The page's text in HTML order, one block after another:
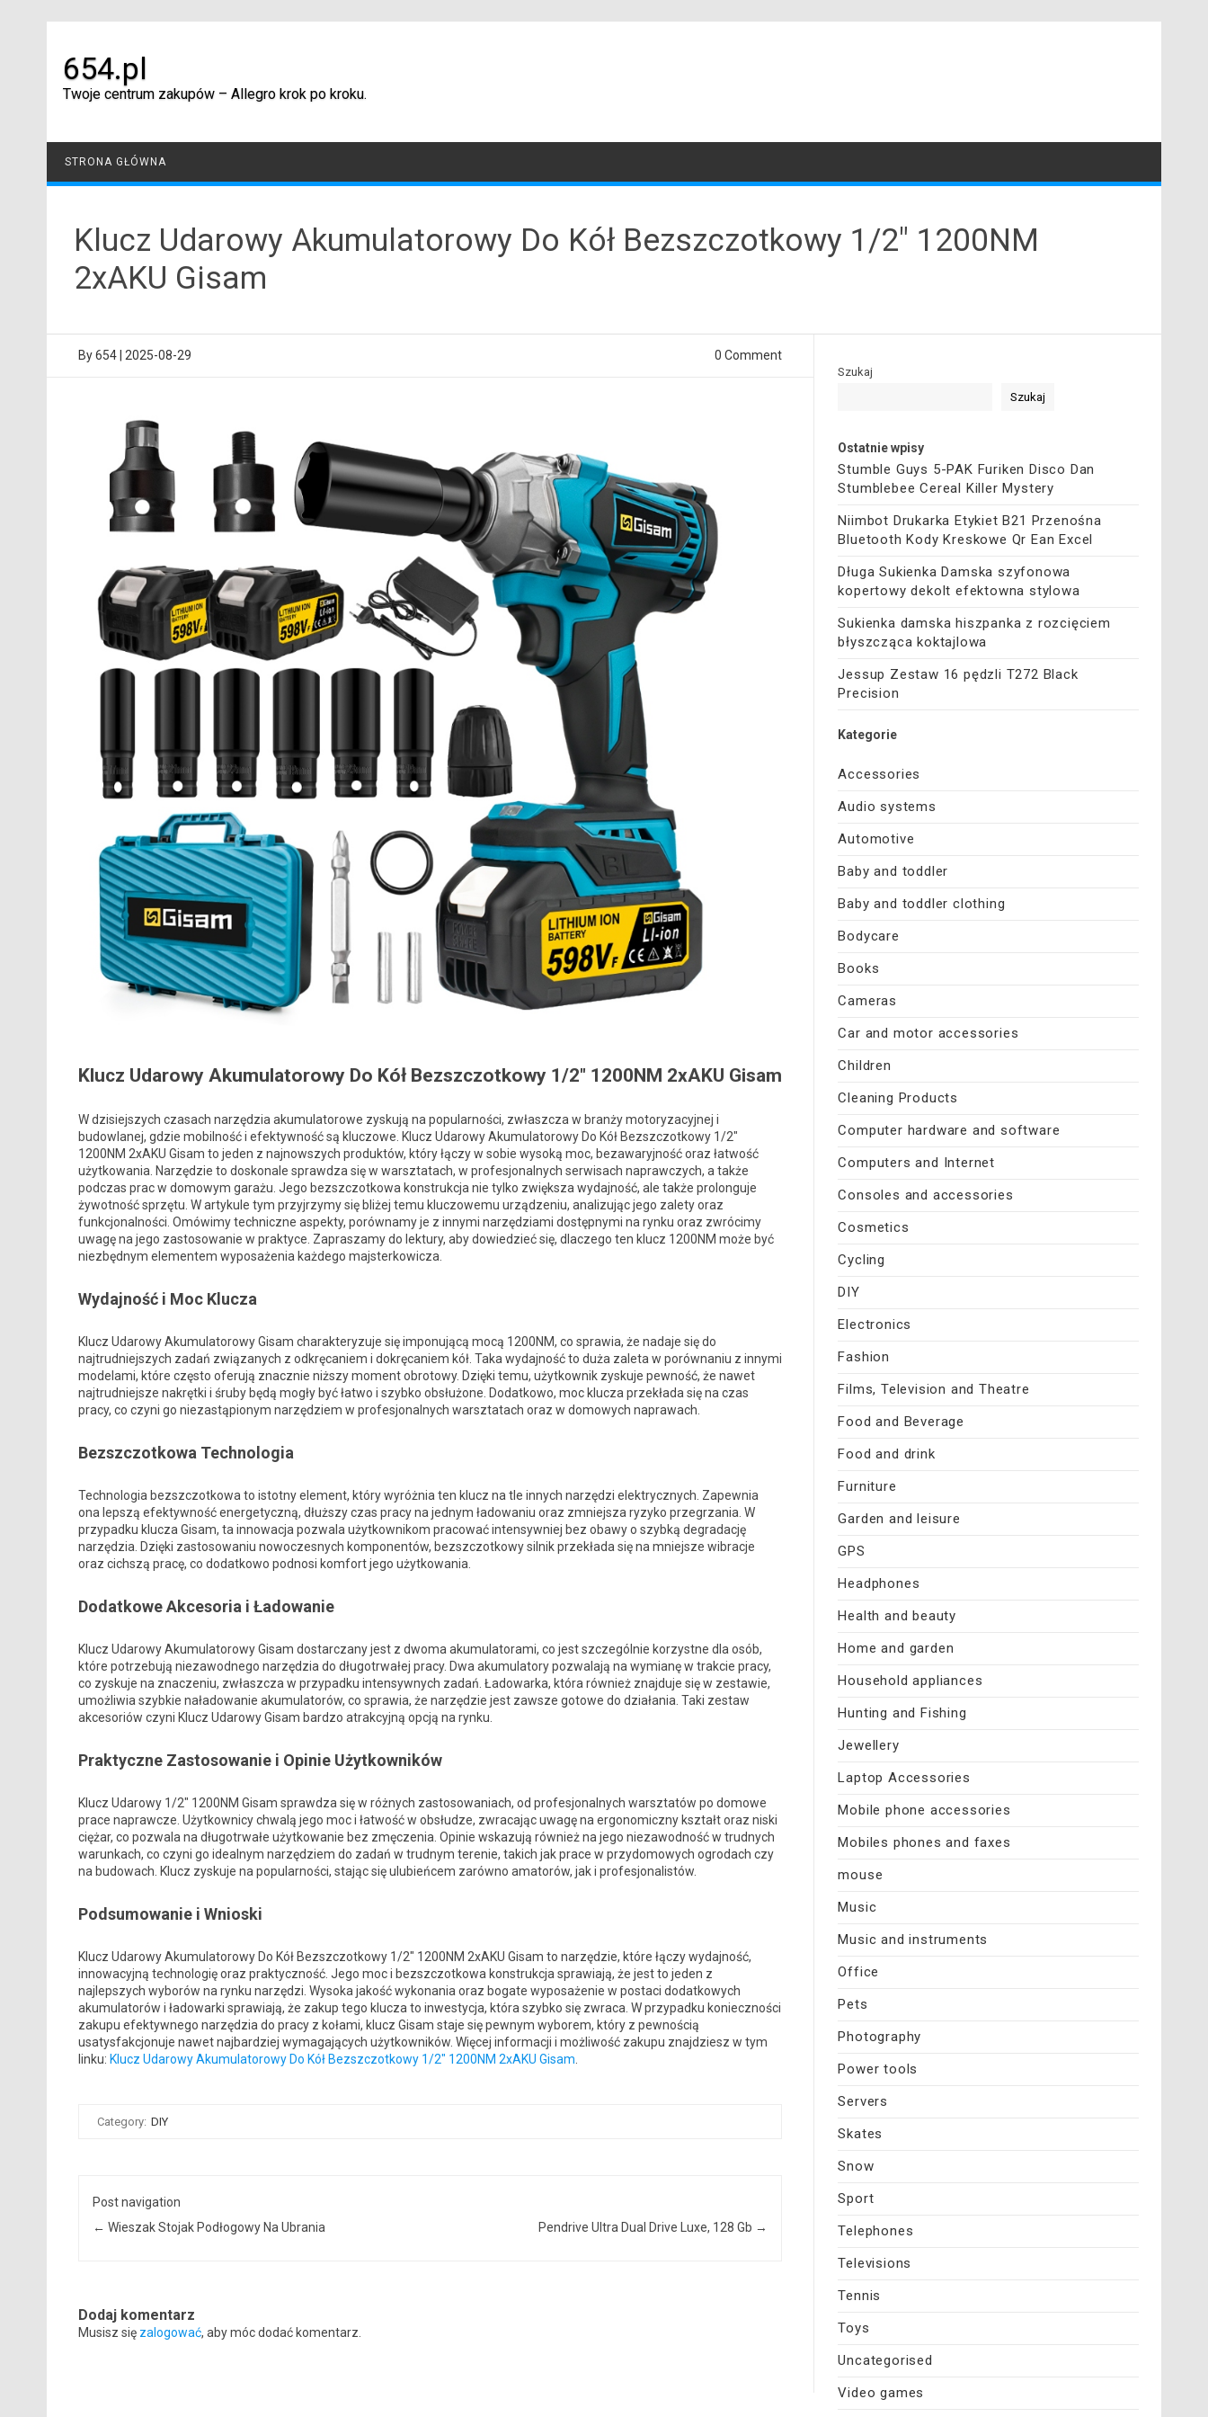
654.pl
Twoje centrum zakupów – Allegro krok po kroku.
STRONA GŁÓWNA
Klucz Udarowy Akumulatorowy Do Kół Bezszczotkowy 1/2″ 1200NM
2xAKU Gisam
By654 2025-08-29 0 Comment
Klucz Udarowy Akumulatorowy Do Kół Bezszczotkowy 1/2″ 1200NM 2xAKU Gisam
W dzisiejszych czasach narzędzia akumulatorowe zyskują na popularności, zwłaszcza w branży motoryzacyjnej i
budowlanej, gdzie mobilność i efektywność są kluczowe. Klucz Udarowy Akumulatorowy Do Kół Bezszczotkowy 1/2″
1200NM 2xAKU Gisam to jeden z najnowszych produktów, który łączy w sobie wysoką moc, bezawaryjność oraz łatwość
użytkowania. Narzędzie to doskonale sprawdza się w warsztatach, w profesjonalnych serwisach naprawczych, a także
podczas prac w domowym garażu. Jego bezszczotkowa konstrukcja nie tylko zwiększa wydajność, ale także prolonguje
żywotność sprzętu. W artykule tym przyjrzymy się bliżej temu kluczowemu urządzeniu, analizując jego zalety oraz
funkcjonalności. Omówimy techniczne aspekty, porównamy je z innymi narzędziami dostępnymi na rynku oraz zwrócimy
uwagę na jego zastosowanie w praktyce. Zapraszamy do lektury, aby dowiedzieć się, dlaczego ten klucz 1200NM może być
niezbędnym elementem wyposażenia każdego majsterkowicza.
Wydajność i Moc Klucza
Klucz Udarowy Akumulatorowy Gisam charakteryzuje się imponującą mocą 1200NM, co sprawia, że nadaje się do
najtrudniejszych zadań związanych z odkręcaniem i dokręcaniem kół. Taka wydajność to duża zaleta w porównaniu z innymi
modelami, które często oferują znacznie niższy moment obrotowy. Dzięki temu, użytkownik zyskuje pewność, że nawet
najtrudniejsze nakrętki i śruby będą mogły być łatwo i szybko obsłużone. Dodatkowo, moc klucza przekłada się na czas
pracy, co czyni go niezastąpionym narzędziem w profesjonalnych warsztatach oraz w domowych naprawach.
Bezszczotkowa Technologia
Technologia bezszczotkowa to istotny element, który wyróżnia ten klucz na tle innych narzędzi elektrycznych. Zapewnia
ona lepszą efektywność energetyczną, dłuższy czas pracy na jednym ładowaniu oraz zmniejsza ryzyko przegrzania. W
przypadku klucza Gisam, ta innowacja pozwala użytkownikom pracować intensywniej bez obawy o szybką degradację
narzędzia. Dzięki zastosowaniu nowoczesnych komponentów, bezszczotkowy silnik przekłada się na mniejsze wibracje
oraz cichszą pracę, co dodatkowo podnosi komfort jego użytkowania.
Dodatkowe Akcesoria i Ładowanie
Klucz Udarowy Akumulatorowy Gisam dostarczany jest z dwoma akumulatorami, co jest szczególnie korzystne dla osób,
które potrzebują niezawodnego narzędzia do długotrwałej pracy. Dwa akumulatory pozwalają na wymianę w trakcie pracy,
co zyskuje na znaczeniu, zwłaszcza w przypadku intensywnych zadań. Ładowarka, która również znajduje się w zestawie,
umożliwia szybkie naładowanie akumulatorów, co sprawia, że narzędzie jest zawsze gotowe do działania. Taki zestaw
akcesoriów czyni Klucz Udarowy Gisam bardzo atrakcyjną opcją na rynku.
Praktyczne Zastosowanie i Opinie Użytkowników
Klucz Udarowy 1/2″ 1200NM Gisam sprawdza się w różnych zastosowaniach, od profesjonalnych warsztatów po domowe
prace naprawcze. Użytkownicy chwalą jego moc i łatwość w obsłudze, zwracając uwagę na ergonomiczny kształt oraz niski
ciężar, co pozwala na długotrwałe użytkowanie bez zmęczenia. Opinie wskazują również na jego niezawodność w trudnych
warunkach, co czyni go idealnym narzędziem do zadań w trudnym terenie, takich jak prace w przydomowych ogrodach czy
na budowach. Klucz zyskuje na popularności, stając się ulubieńcem zarówno amatorów, jak i profesjonalistów.
Podsumowanie i Wnioski
Klucz Udarowy Akumulatorowy Do Kół Bezszczotkowy 1/2″ 1200NM 2xAKU Gisam to narzędzie, które łączy wydajność,
innowacyjną technologię oraz praktyczność. Jego moc i bezszczotkowa konstrukcja sprawiają, że jest to jeden z
najlepszych wyborów na rynku narzędzi. Wysoka jakość wykonania oraz bogate wyposażenie w postaci dodatkowych
akumulatorów i ładowarki sprawiają, że zakup tego klucza to inwestycja, która szybko się zwraca. W przypadku konieczności
zakupu efektywnego narzędzia do pracy z kołami, klucz Gisam staje się pewnym wyborem, który z pewnością
usatysfakcjonuje nawet najbardziej wymagających użytkowników. Więcej informacji i możliwość zakupu znajdziesz w tym
linku: Klucz Udarowy Akumulatorowy Do Kół Bezszczotkowy 1/2″ 1200NM 2xAKU Gisam
Category: DIY
Post navigation
← Wieszak Stojak Podłogowy Na Ubrania Pendrive Ultra Dual Drive Luxe, 128 Gb →
Dodaj komentarz
Musisz się zalogować, aby móc dodać komentarz.
Szukaj
Szukaj
Ostatnie wpisy
Stumble Guys 5-PAK Furiken Disco Dan
Stumblebee Cereal Killer Mystery
Niimbot Drukarka Etykiet B21 Przenośna
Bluetooth Kody Kreskowe Qr Ean Excel
Długa Sukienka Damska szyfonowa
kopertowy dekolt efektowna stylowa
Sukienka damska hiszpanka z rozcięciem
błyszcząca koktajlowa
Jessup Zestaw 16 pędzli T272 Black
Precision
Kategorie
Accessories
Audio systems
Automotive
Baby and toddler
Baby and toddler clothing
Bodycare
Books
Cameras
Car and motor accessories
Children
Cleaning Products
Computer hardware and software
Computers and Internet
Consoles and accessories
Cosmetics
Cycling
DIY
Electronics
Fashion
Films, Television and Theatre
Food and Beverage
Food and drink
Furniture
Garden and leisure
GPS
Headphones
Health and beauty
Home and garden
Household appliances
Hunting and Fishing
Jewellery
Laptop Accessories
Mobile phone accessories
Mobiles phones and faxes
mouse
Music
Music and instruments
Office
Pets
Photography
Power tools
Servers
Skates
Snow
Sport
Telephones
Televisions
Tennis
Toys
Uncategorised
Video games